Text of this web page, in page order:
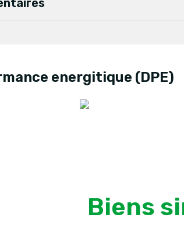
energitique (DPE)
Biens